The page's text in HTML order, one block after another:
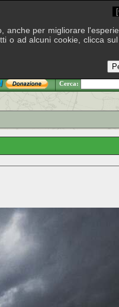
Cerca:
anche per migliorare
o ad alcuni cookie, clicca sul